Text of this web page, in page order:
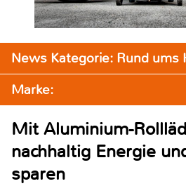
News Kategorie: Rund ums
Marke:
Mit Aluminium-
nachhaltig Energie
sparen